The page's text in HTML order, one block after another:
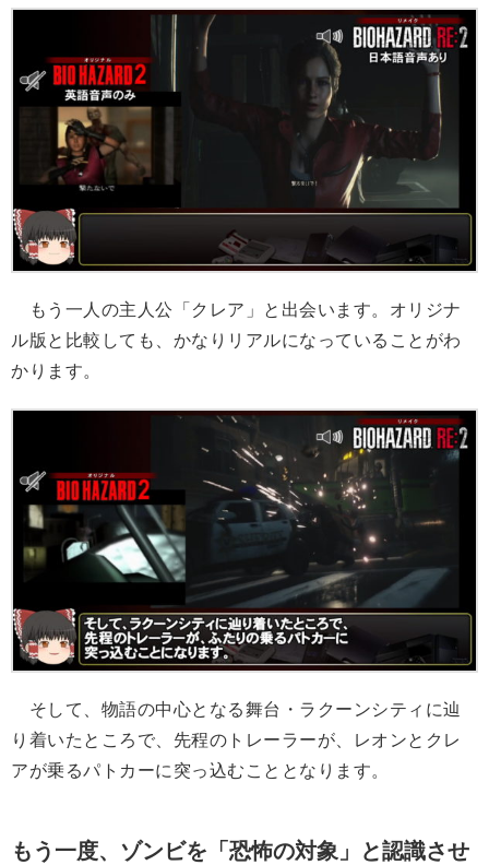
もう一人の主人公「クレア」と出会います。オリジナ
ル版と比較しても、かなりリアルになっていることがわ
かります。
そして、物語の中心となる舞台・ラクーンシティに辿
り着いたところで、先程のトレーラーが、レオンとクレ
アが乗るパトカーに突っ込むこととなります。
もう一度、ゾンビを「恐怖の対象」と認識させ